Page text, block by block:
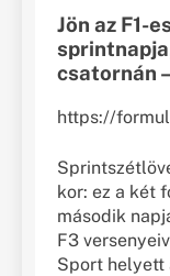
Jön az F1-
csatornán
https://
kor: ez a két
második
F3
Sport helyett